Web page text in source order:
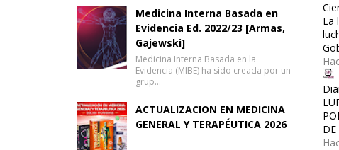
Medicina Interna Basada en
Evidencia Ed. 2022/23 [Armas,
Gajewski]
Medicina Interna Basada en la
Evidencia (MIBE) ha sido creada por un
grup…
ACTUALIZACION EN MEDICINA
GENERAL Y TERAPÉUTICA 2026
La